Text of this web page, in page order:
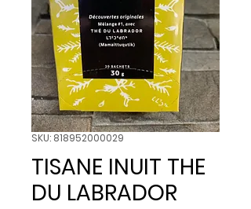
SKU: 818952000029
TISANE INUIT THE
DU LABRADOR